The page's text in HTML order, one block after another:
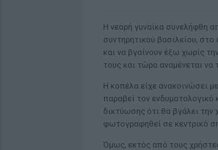
Η νεαρή γυναίκα συνελήφθη
συντηρητικού βασιλείου,
και να βγαίνουν έξω χωρίς
τους και τώρα αναμένεται να
Η κοπέλα είχε ανακοινώσει
παραβεί τον
δικτύωσης ότι θα βγάλει την
φωτογραφηθεί σε κεντρικό
Όμως, εκτός από τους